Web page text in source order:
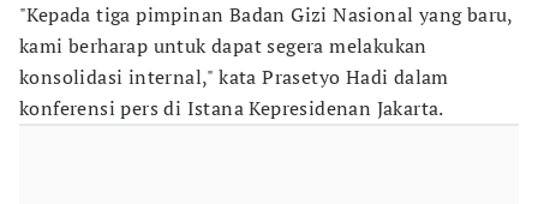
"Kepada tiga pimpinan Badan Gizi Nasional yang baru,
kami berharap untuk dapat segera melakukan
konsolidasi internal," kata Prasetyo Hadi dalam
konferensi pers di Istana Kepresidenan Jakarta.